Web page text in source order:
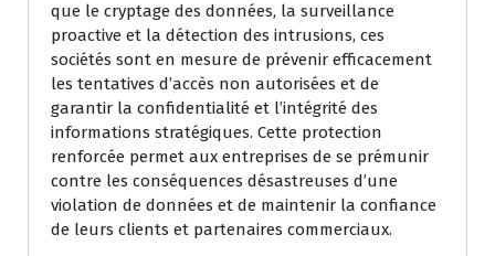
que le cryptage des données, la surveillance
proactive et la détection des intrusions, ces
sociétés sont en mesure de prévenir efficacement
les tentatives d’accès non autorisées et de
garantir la confidentialité et l’intégrité des
informations stratégiques. Cette protection
renforcée permet aux entreprises de se prémunir
contre les conséquences désastreuses d’une
violation de données et de maintenir la confiance
de leurs clients et partenaires commerciaux.